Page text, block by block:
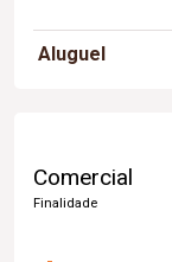
Aluguel
Comercial
Finalidade